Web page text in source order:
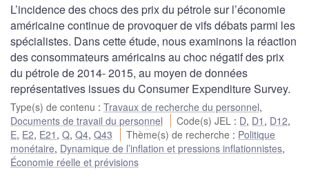
L’incidence des chocs des prix du pétrole sur l’économie
américaine continue de provoquer de vifs débats parmi les
spécialistes. Dans cette étude, nous examinons la réaction
des consommateurs américains au choc négatif des prix
du pétrole de 2014- 2015, au moyen de données
représentatives issues du Consumer Expenditure Survey.
Type(s) de contenu : Travaux de recherche du personnel,
Documents de travail du personnel
Code(s) JEL : D, D1 , D12,
E, E2, E21 , Q, Q4, Q43 Thème(s) de recherche : Politique
monétaire, Dynamique de l’inflation et pressions inflationnistes,
Économie réelle et prévisions